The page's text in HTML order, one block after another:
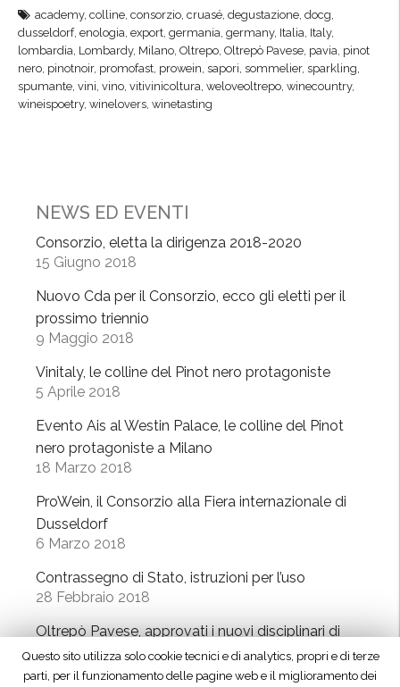
n
a
z
s
l
r
W
e
i
n
,
i
n
r
a
z
n
e
”
r
o
W
e
i
i
s
s
o
n
i
t
e
o
n
a
i
academy, colline, consorzio, cruasé, degustazione, docg,
dusseldorf, enologia, export, germania, germany, Italia, Italy,
lombardia, Lombardy, Milano, Oltrepo, Oltrepò Pavese, pavia, pinot
nero, pinotnoir, promofast, prowein, sapori, sommelier, sparkling,
spumante, vini, vino, vitivinicoltura, weloveoltrepo, winecountry,
wineispoetry, winelovers, winetasting
NEWS ED EVENTI
Consorzio, eletta la dirigenza 2018-2020
15 Giugno 2018
Nuovo Cda per il Consorzio, ecco gli eletti per il
prossimo triennio
9 Maggio 2018
Vinitaly, le colline del Pinot nero protagoniste
5 Aprile 2018
Evento Ais al Westin Palace, le colline del Pinot
nero protagoniste a Milano
18 Marzo 2018
ProWein, il Consorzio alla Fiera internazionale di
Dusseldorf
6 Marzo 2018
Contrassegno di Stato, istruzioni per l’uso
28 Febbraio 2018
Oltrepò Pavese, approvati i nuovi disciplinari di
produzione
23 Febbraio 2018
Questo sito utilizza solo cookie tecnici e di analytics, propri e di terze
parti, per il funzionamento delle pagine web e il miglioramento dei